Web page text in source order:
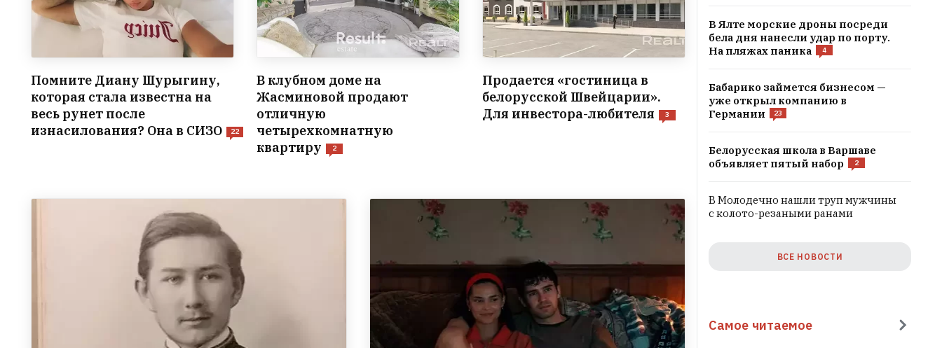
Помните Диану Шурыгину,
которая стала известна на
весь рунет после
изнасилования? Она в СИЗО
22
В клубном доме на
Жасминовой продают
отличную
четырехкомнатную
квартиру
2
Продается «гостиница в
белорусской Швейцарии».
Для инвестора-любителя
3
В Ялте морские дроны посреди
бела дня нанесли удар по порту.
На пляжах паника
4
Бабарико займется бизнесом —
уже открыл компанию в
Германии
23
Белорусская школа в Варшаве
объявляет пятый набор
2
В Молодечно нашли труп мужчины
с колото-резаными ранами
ВСЕ НОВОСТИ
Самое читаемое